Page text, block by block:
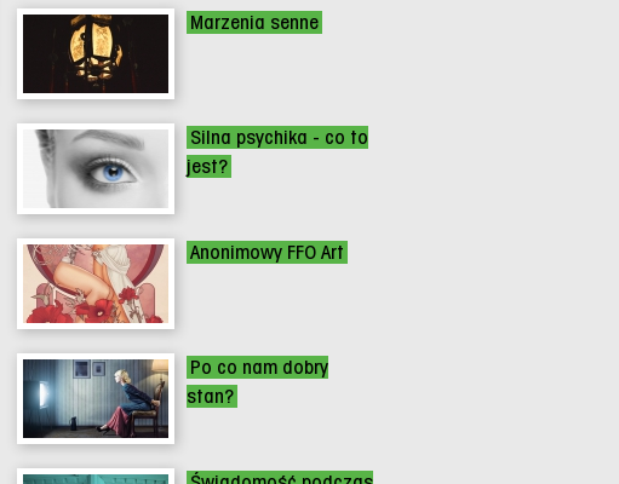
Marzenia senne
Silna psychika - co to
jest?
Anonimowy FFO Art
Po co nam dobry
stan?